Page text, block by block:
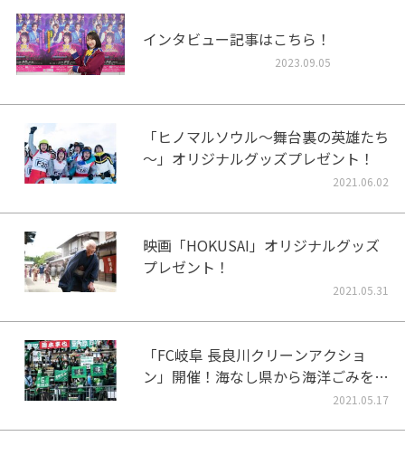
インタビュー記事はこちら！
2023.09.05
「ヒノマルソウル～舞台裏の英雄たち
～」オリジナルグッズプレゼント！
2021.06.02
映画「HOKUSAI」オリジナルグッズ
プレゼント！
2021.05.31
「FC岐阜 長良川クリーンアクショ
ン」開催！海なし県から海洋ごみをな
2021.05.17